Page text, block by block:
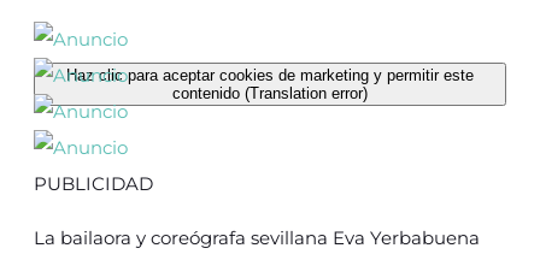
Haz clic para aceptar cookies de marketing y permitir este
contenido (Translation error)
PUBLICIDAD
La bailaora y coreógrafa sevillana Eva Yerbabuena